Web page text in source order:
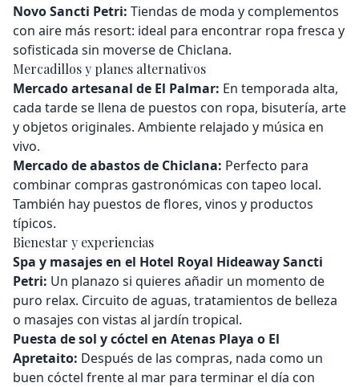
Novo Sancti Petri: Tiendas de moda y complementos
con aire más resort: ideal para encontrar ropa fresca y
sofisticada sin moverse de Chiclana.
Mercadillos y planes alternativos
Mercado artesanal de El Palmar: En temporada alta,
cada tarde se llena de puestos con ropa, bisutería, arte
y objetos originales. Ambiente relajado y música en
vivo.
Mercado de abastos de Chiclana: Perfecto para
combinar compras gastronómicas con tapeo local.
También hay puestos de flores, vinos y productos
típicos.
Bienestar y experiencias
Spa y masajes en el Hotel Royal Hideaway Sancti
Petri: Un planazo si quieres añadir un momento de
puro relax. Circuito de aguas, tratamientos de belleza
o masajes con vistas al jardín tropical.
Puesta de sol y cóctel en Atenas Playa o El
Apretaito: Después de las compras, nada como un
buen cóctel frente al mar para terminar el día con